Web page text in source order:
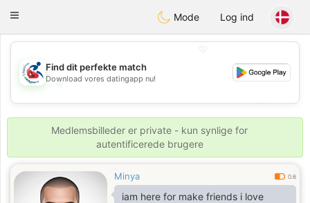
Handi Space
Toggle
Mode Log ind
💖
💕
💕
Find dit perfekte match
Download vores datingapp nu!
Medlemsbilleder er private - kun synlige for
autentificerede brugere
Minya 0.6
iam here for make friends i love